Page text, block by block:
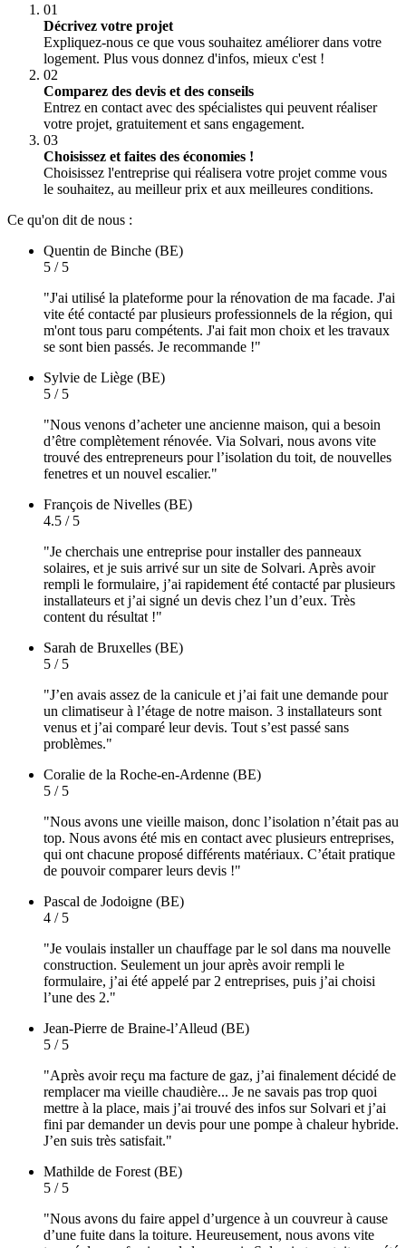
01
Décrivez votre projet
Expliquez-nous ce que vous souhaitez améliorer dans votre
logement. Plus vous donnez d'infos, mieux c'est !
02
Comparez des devis et des conseils
Entrez en contact avec des spécialistes qui peuvent réaliser
votre projet, gratuitement et sans engagement.
03
Choisissez et faites des économies !
Choisissez l'entreprise qui réalisera votre projet comme vous
le souhaitez, au meilleur prix et aux meilleures conditions.
Ce qu'on dit de nous :
Quentin de Binche (BE)
5 / 5
"J'ai utilisé la plateforme pour la rénovation de ma facade. J'ai
vite été contacté par plusieurs professionnels de la région, qui
m'ont tous paru compétents. J'ai fait mon choix et les travaux
se sont bien passés. Je recommande !"
Sylvie de Liège (BE)
5 / 5
"Nous venons d’acheter une ancienne maison, qui a besoin
d’être complètement rénovée. Via Solvari, nous avons vite
trouvé des entrepreneurs pour l’isolation du toit, de nouvelles
fenetres et un nouvel escalier."
François de Nivelles (BE)
4.5 / 5
"Je cherchais une entreprise pour installer des panneaux
solaires, et je suis arrivé sur un site de Solvari. Après avoir
rempli le formulaire, j’ai rapidement été contacté par plusieurs
installateurs et j’ai signé un devis chez l’un d’eux. Très
content du résultat !"
Sarah de Bruxelles (BE)
5 / 5
"J’en avais assez de la canicule et j’ai fait une demande pour
un climatiseur à l’étage de notre maison. 3 installateurs sont
venus et j’ai comparé leur devis. Tout s’est passé sans
problèmes."
Coralie de la Roche-en-Ardenne (BE)
5 / 5
"Nous avons une vieille maison, donc l’isolation n’était pas au
top. Nous avons été mis en contact avec plusieurs entreprises,
qui ont chacune proposé différents matériaux. C’était pratique
de pouvoir comparer leurs devis !"
Pascal de Jodoigne (BE)
4 / 5
"Je voulais installer un chauffage par le sol dans ma nouvelle
construction. Seulement un jour après avoir rempli le
formulaire, j’ai été appelé par 2 entreprises, puis j’ai choisi
l’une des 2."
Jean-Pierre de Braine-l’Alleud (BE)
5 / 5
"Après avoir reçu ma facture de gaz, j’ai finalement décidé de
remplacer ma vieille chaudière... Je ne savais pas trop quoi
mettre à la place, mais j’ai trouvé des infos sur Solvari et j’ai
fini par demander un devis pour une pompe à chaleur hybride.
J’en suis très satisfait."
Mathilde de Forest (BE)
5 / 5
"Nous avons du faire appel d’urgence à un couvreur à cause
d’une fuite dans la toiture. Heureusement, nous avons vite